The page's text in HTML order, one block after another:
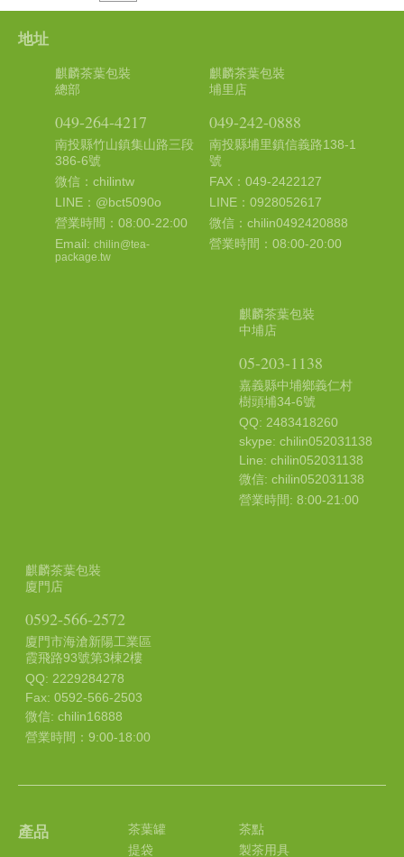
地址
麒麟茶葉包裝
總部
049-264-4217
南投縣竹山鎮集山路三段
386-6號
微信：chilintw
LINE：@bct5090o
營業時間：08:00-22:00
Email: chilin@tea-
package.tw
麒麟茶葉包裝
埔里店
049-242-0888
南投縣埔里鎮信義路138-1
號
FAX：049-2422127
LINE：0928052617
微信：chilin0492420888
營業時間：08:00-20:00
麒麟茶葉包裝
中埔店
05-203-1138
嘉義縣中埔鄉義仁村
樹頭埔34-6號
QQ: 2483418260
skype: chilin052031138
Line: chilin052031138
微信: chilin052031138
營業時間: 8:00-21:00
麒麟茶葉包裝
廈門店
0592-566-2572
廈門市海滄新陽工業區
霞飛路93號第3棟2樓
QQ: 2229284278
Fax: 0592-566-2503
微信: chilin16888
營業時間：9:00-18:00
產品
茶葉罐
提袋
茶點
製茶用具